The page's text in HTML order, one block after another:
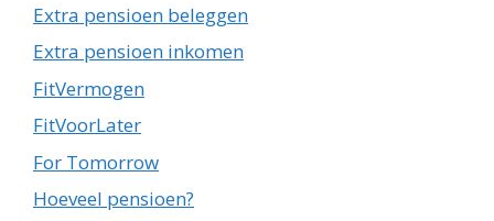
Extra pensioen beleggen
Extra pensioen inkomen
FitVermogen
FitVoorLater
For Tomorrow
Hoeveel pensioen?